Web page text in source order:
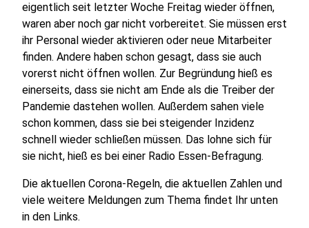
eigentlich seit letzter Woche Freitag wieder öffnen,
waren aber noch gar nicht vorbereitet. Sie müssen erst
ihr Personal wieder aktivieren oder neue Mitarbeiter
finden. Andere haben schon gesagt, dass sie auch
vorerst nicht öffnen wollen. Zur Begründung hieß es
einerseits, dass sie nicht am Ende als die Treiber der
Pandemie dastehen wollen. Außerdem sahen viele
schon kommen, dass sie bei steigender Inzidenz
schnell wieder schließen müssen. Das lohne sich für
sie nicht, hieß es bei einer Radio Essen-Befragung.
Die aktuellen Corona-Regeln, die aktuellen Zahlen und
viele weitere Meldungen zum Thema findet Ihr unten
in den Links.